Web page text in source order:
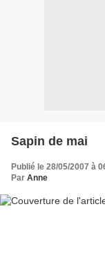
Sapin de mai
Publié le 28/05/2007 à
Par Anne